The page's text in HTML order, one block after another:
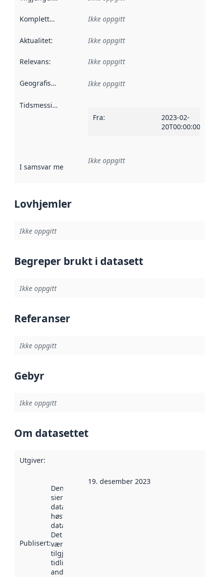
Kompletthet Ikke oppgitt
Aktualitet: Ikke oppgitt
Relevans: Ikke oppgitt
Geografisk avgrensning :
Ikke oppgitt
Tidsmessig avgrensning
Fra:
2023-02-
20T00:00:00Z
I samsvar med Referanse til en implementasjonsregel
Ikke oppgitt
Lovhjemler
Ikke oppgitt
Begreper brukt i datasett
Ikke oppgitt
Referanser
Ikke oppgitt
Gebyr
Ikke oppgitt
Om datasettet
Utgiver:
Publisert:
Denne datoen
sier når
datasettet ble
høstet av
data.norge.no.
Det kan ha
vært
tilgjengelig
tidligere
andre steder.
19. desember 2023